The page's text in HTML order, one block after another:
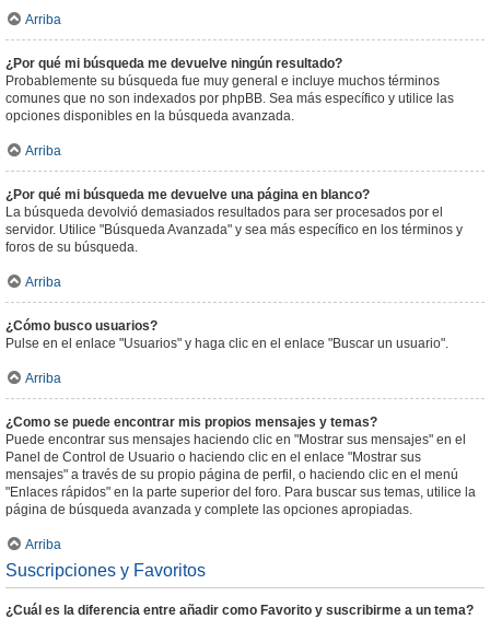
Arriba
¿Por qué mi búsqueda me devuelve ningún resultado?
Probablemente su búsqueda fue muy general e incluye muchos términos
comunes que no son indexados por phpBB. Sea más específico y utilice las
opciones disponibles en la búsqueda avanzada.
Arriba
¿Por qué mi búsqueda me devuelve una página en blanco?
La búsqueda devolvió demasiados resultados para ser procesados por el
servidor. Utilice "Búsqueda Avanzada" y sea más específico en los términos y
foros de su búsqueda.
Arriba
¿Cómo busco usuarios?
Pulse en el enlace "Usuarios" y haga clic en el enlace "Buscar un usuario".
Arriba
¿Como se puede encontrar mis propios mensajes y temas?
Puede encontrar sus mensajes haciendo clic en "Mostrar sus mensajes" en el
Panel de Control de Usuario o haciendo clic en el enlace "Mostrar sus
mensajes" a través de su propio página de perfil, o haciendo clic en el menú
"Enlaces rápidos" en la parte superior del foro. Para buscar sus temas, utilice la
página de búsqueda avanzada y complete las opciones apropiadas.
Arriba
Suscripciones y Favoritos
¿Cuál es la diferencia entre añadir como Favorito y suscribirme a un tema?